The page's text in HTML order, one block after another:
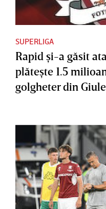
SUPERLIGA
Rapid şi-a găsit
plăteşte 1.5
golgheter din